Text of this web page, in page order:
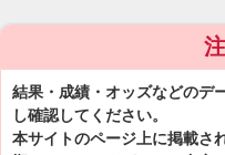
結果・成績・オッズなどのデ
し確認してください。
本サイトのページ上に掲載さ